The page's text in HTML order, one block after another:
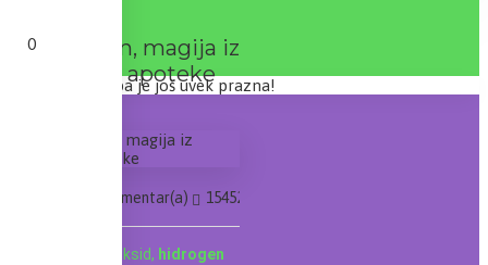
0
Vaša korpa je još uvek prazna!
Hidrogen, magija iz
kućne apoteke
0 Komentar(a) 154523 Pregled(a)
Vodonik-peroksid, hidrogen